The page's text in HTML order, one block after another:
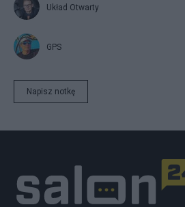
Układ Otwarty
GPS
Napisz notkę